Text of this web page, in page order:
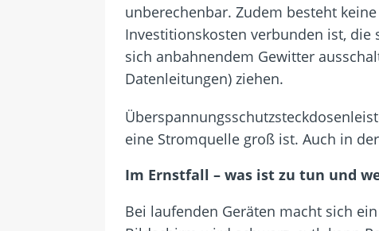
unberechenbar. Zudem besteht
Investitionskosten verbunden ist,
sich anbahnendem Gewitter
Datenleitungen) ziehen.
eine Stromquelle groß ist. Auch in
Im Ernstfall – was ist zu tun und
Bei laufenden Geräten macht sich